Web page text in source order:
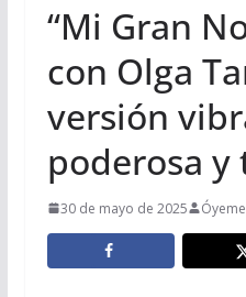
“Mi Gran
con Olga
versión
poderosa y
30 de mayo de 2025